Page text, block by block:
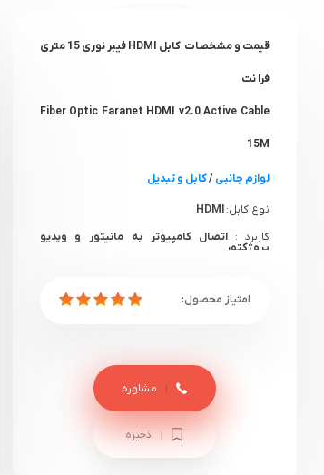
قیمت و مشخصات کابل HDMI فیبر نوری 15 متری
فرا نت
Fiber Optic Faranet HDMI v2.0 Active Cable
15M
لوازم جانبی/کابل و تبدیل
نوع کابل:HDMI
کاربرد : اتصال کامپیوتر به مانیتور و ویدیو
پروژکتور
طول کابل:15 متر
ذخیره
مشاوره